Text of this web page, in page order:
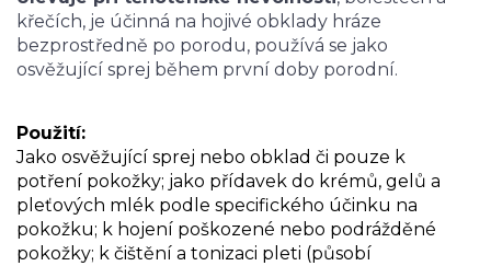
křečích, je účinná na hojivé obklady hráze
bezprostředně po porodu, používá se jako
osvěžující sprej během první doby porodní.
Použití:
Jako osvěžující sprej nebo obklad či pouze k
potření pokožky; jako přídavek do krémů, gelů a
pleťových mlék podle specifického účinku na
pokožku; k hojení poškozené nebo podrážděné
pokožky; k čištění a tonizaci pleti (působí